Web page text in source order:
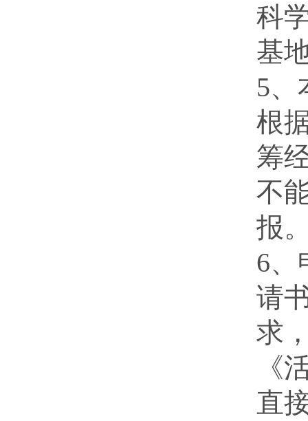
科
基
5、
根
筹
不
报
6、
请
求
《
直